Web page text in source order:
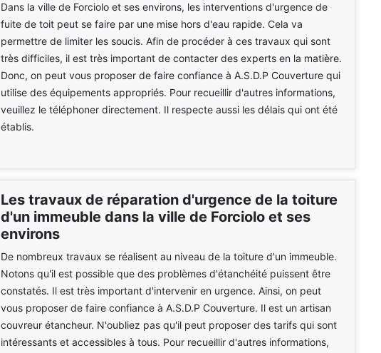
Dans la ville de Forciolo et ses environs, les interventions d'urgence de
fuite de toit peut se faire par une mise hors d'eau rapide. Cela va
permettre de limiter les soucis. Afin de procéder à ces travaux qui sont
très difficiles, il est très important de contacter des experts en la matière.
Donc, on peut vous proposer de faire confiance à A.S.D.P Couverture qui
utilise des équipements appropriés. Pour recueillir d'autres informations,
veuillez le téléphoner directement. Il respecte aussi les délais qui ont été
établis.
Les travaux de réparation d'urgence de la toiture
d'un immeuble dans la ville de Forciolo et ses
environs
De nombreux travaux se réalisent au niveau de la toiture d'un immeuble.
Notons qu'il est possible que des problèmes d'étanchéité puissent être
constatés. Il est très important d'intervenir en urgence. Ainsi, on peut
vous proposer de faire confiance à A.S.D.P Couverture. Il est un artisan
couvreur étancheur. N'oubliez pas qu'il peut proposer des tarifs qui sont
intéressants et accessibles à tous. Pour recueillir d'autres informations,